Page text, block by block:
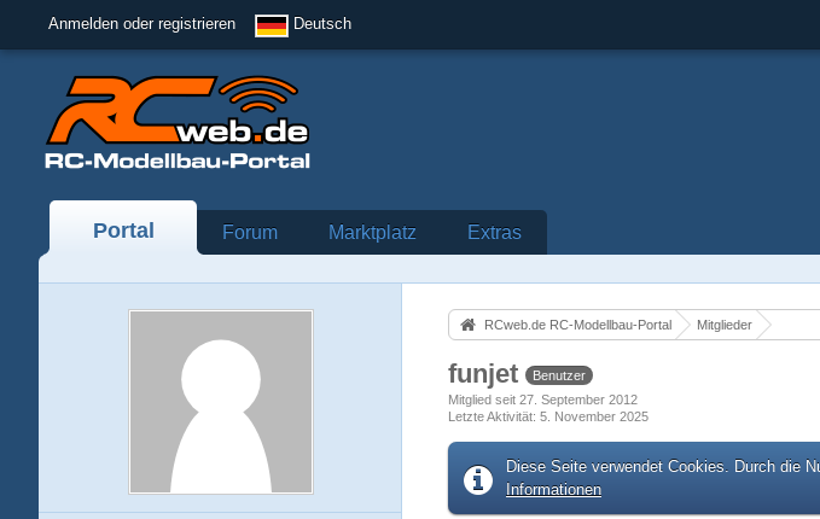
Anmelden oder registrieren Deutsch
Portal Forum Marktplatz Extras
RCweb.de RC-Modellbau-Portal Mitglieder
funjet
Benutzer
Mitglied seit 27. September 2012
Letzte Aktivität 5. November 2025
Diese Seite verwendet Cookies. Durch die
Informationen